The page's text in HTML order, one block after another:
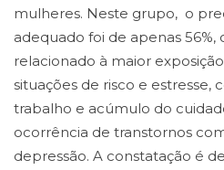
mulheres. Neste grupo, o
adequado foi de apenas
relacionado à maior
situações de risco e estresse,
trabalho e acúmulo do
ocorrência de transtornos
depressão. A constatação é